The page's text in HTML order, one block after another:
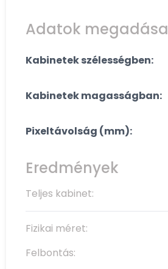
Adatok megadása
Kabinetek szélességben:
Kabinetek magasságban:
Pixeltávolság (mm):
Eredmények
Teljes kabinet:
Fizikai méret:
Felbontás: